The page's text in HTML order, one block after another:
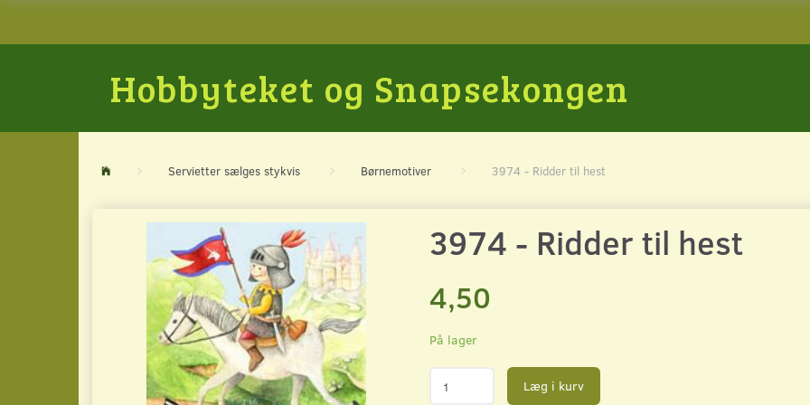
Hobbyteket og Snapsekongen
Servietter sælges stykvis Børnemotiver 3974 - Ridder til hest
3974 - Ridder til hest
4,50
På lager
Læg i kurv